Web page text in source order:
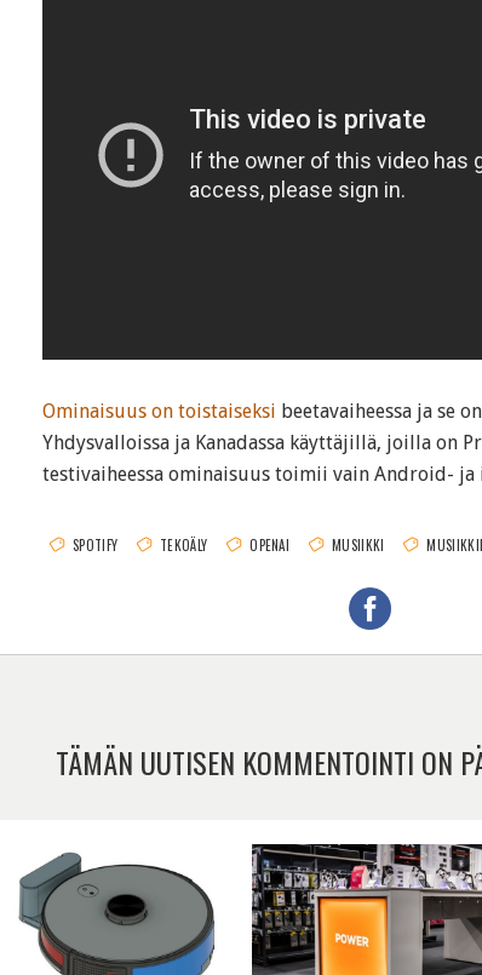
Ominaisuus on toistaiseksi beetavaiheessa ja se
Yhdysvalloissa ja Kanadassa käyttäjillä, joilla on
testivaiheessa ominaisuus toimii vain Android- ja
SPOTIFY TEKOÄLY OPENAI MUSIIKKI
TÄMÄN UUTISEN KOMMENTOINTI ON